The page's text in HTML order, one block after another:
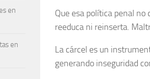
Que esa política penal no
reeduca ni reinserta.
La cárcel es un
generando inseguridad
en
en